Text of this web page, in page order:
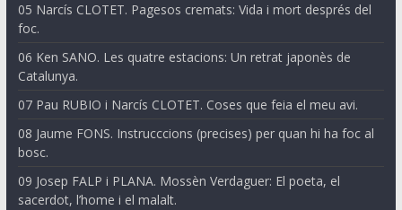
05 Narcís CLOTET. Pagesos cremats: Vida i mort després del
foc.
06 Ken SANO. Les quatre estacions: Un retrat japonès de
Catalunya.
07 Pau RUBIO i Narcís CLOTET. Coses que feia el meu avi.
08 Jaume FONS. Instrucccions (precises) per quan hi ha foc al
bosc.
09 Josep FALP i PLANA. Mossèn Verdaguer: El poeta, el
sacerdot, l’home i el malalt.